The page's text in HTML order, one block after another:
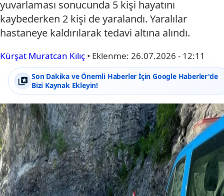
yuvarlaması sonucunda 5 kişi hayatını
kaybederken 2 kişi de yaralandı. Yaralılar
hastaneye kaldırılarak tedavi altına alındı.
Kürşat Muratcan Kılıç • Eklenme: 26.07.2026 - 12:11
Son Dakika ve Önemli Haberler İçin Google Haberler'de
Bizi Kaynak Ekleyin!